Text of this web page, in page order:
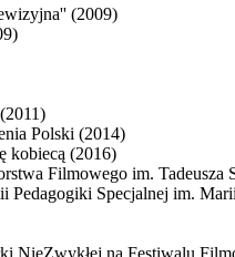
(2009)
Polski (2014)
kobiecą (2016)
Filmowego im.
Pedagogiki Specjalnej im.